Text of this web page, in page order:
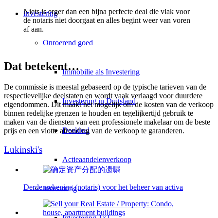
Investering
Onroerend goed
Immobilie als Investering
Investering in Duitsland
Deeldeal
Actieaandelenverkoop
Investering
Niets is erger dan een bijna perfecte deal die vlak voor
de notaris niet doorgaat en alles begint weer van voren
af aan.
Dat betekent…
De commissie is meestal gebaseerd op de typische tarieven van de
respectievelijke deelstaten en wordt vaak verlaagd voor duurdere
eigendommen. Dit maakt het mogelijk om de kosten van de verkoop
binnen redelijke grenzen te houden en tegelijkertijd gebruik te
maken van de diensten van een professionele makelaar om de beste
prijs en een vlotte afronding van de verkoop te garanderen.
Lukinski's
Derdenrekening (notaris) voor het beheer van activa